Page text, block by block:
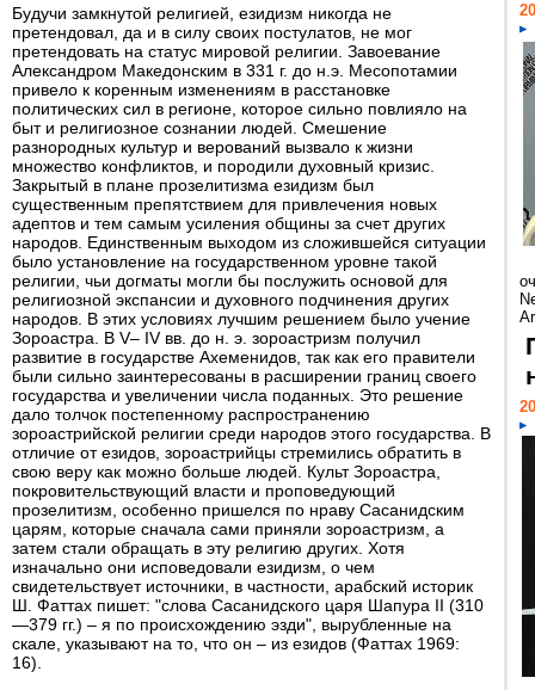
Будучи замкнутой религией, езидизм никогда не
претендовал, да и в силу своих постулатов, не мог
претендовать на статус мировой религии. Завоевание
Александром Македонским в 331 г. до н.э. Месопотамии
привело к коренным изменениям в расстановке
политических сил в регионе, которое сильно повлияло на
быт и религиозное сознании людей. Смешение
разнородных культур и верований вызвало к жизни
множество конфликтов, и породили духовный кризис.
Закрытый в плане прозелитизма езидизм был
существенным препятствием для привлечения новых
адептов и тем самым усиления общины за счет других
народов. Единственным выходом из сложившейся ситуации
было установление на государственном уровне такой
религии, чьи догматы могли бы послужить основой для
религиозной экспансии и духовного подчинения других
народов. В этих условиях лучшим решением было учение
Зороастра. В V– IV вв. до н. э. зороастризм получил
развитие в государстве Ахеменидов, так как его правители
были сильно заинтересованы в расширении границ своего
государства и увеличении числа поданных. Это решение
дало толчок постепенному распространению
зороастрийской религии среди народов этого государства. В
отличие от езидов, зороастрийцы стремились обратить в
свою веру как можно больше людей. Культ Зороастра,
покровительствующий власти и проповедующий
прозелитизм, особенно пришелся по нраву Сасанидским
царям, которые сначала сами приняли зороастризм, а
затем стали обращать в эту религию других. Хотя
изначально они исповедовали езидизм, о чем
свидетельствует источники, в частности, арабский историк
Ш. Фаттах пишет: "слова Сасанидского царя Шапура II (310
—379 гг.) – я по происхождению эзди", вырубленные на
скале, указывают на то, что он – из езидов (Фаттах 1969:
16).